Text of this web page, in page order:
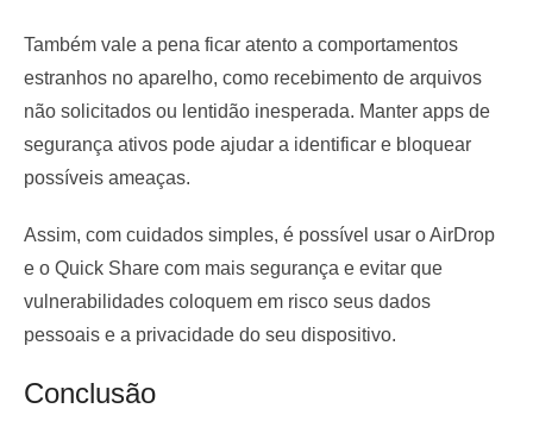
Também vale a pena ficar atento a comportamentos
estranhos no aparelho, como recebimento de arquivos
não solicitados ou lentidão inesperada. Manter apps de
segurança ativos pode ajudar a identificar e bloquear
possíveis ameaças.
Assim, com cuidados simples, é possível usar o AirDrop
e o Quick Share com mais segurança e evitar que
vulnerabilidades coloquem em risco seus dados
pessoais e a privacidade do seu dispositivo.
Conclusão